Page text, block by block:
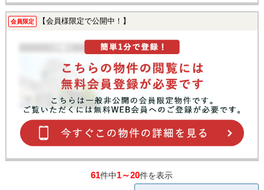
会員限定 【会員様限定で公開中！】
61件中1～20件を表示